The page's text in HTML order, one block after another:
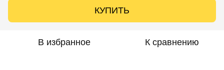
КУПИТЬ
В избранное К сравнению